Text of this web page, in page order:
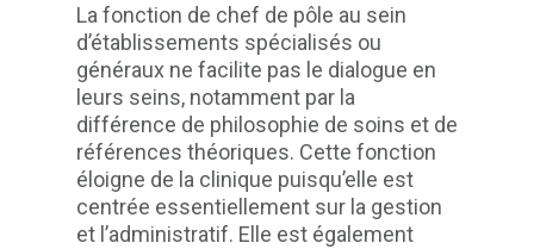
La fonction de chef de pôle au sein
d’établissements spécialisés ou
généraux ne facilite pas le dialogue en
leurs seins, notamment par la
différence de philosophie de soins et de
références théoriques. Cette fonction
éloigne de la clinique puisqu’elle est
centrée essentiellement sur la gestion
et l’administratif. Elle est également